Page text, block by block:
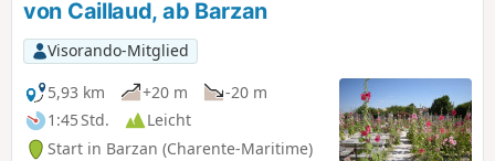
von Caillaud, ab Barzan
Visorando-Mitglied
5,93 km
+20 m
-20 m
1:45 Std.
Leicht
Start in Barzan (Charente-Maritime)